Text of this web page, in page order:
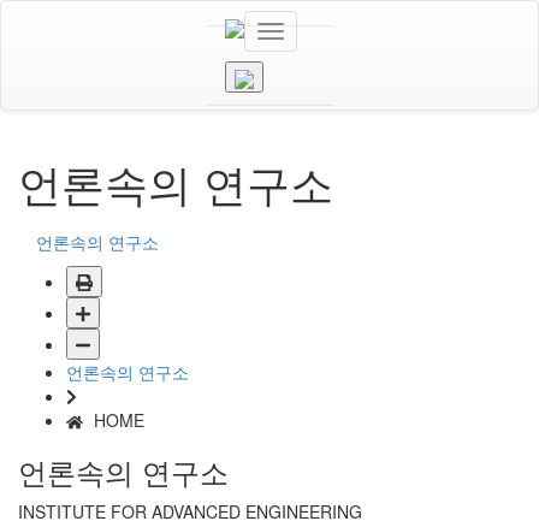
언론속의 연구소
언론속의 연구소
언론속의 연구소
HOME
언론속의 연구소
INSTITUTE FOR ADVANCED ENGINEERING